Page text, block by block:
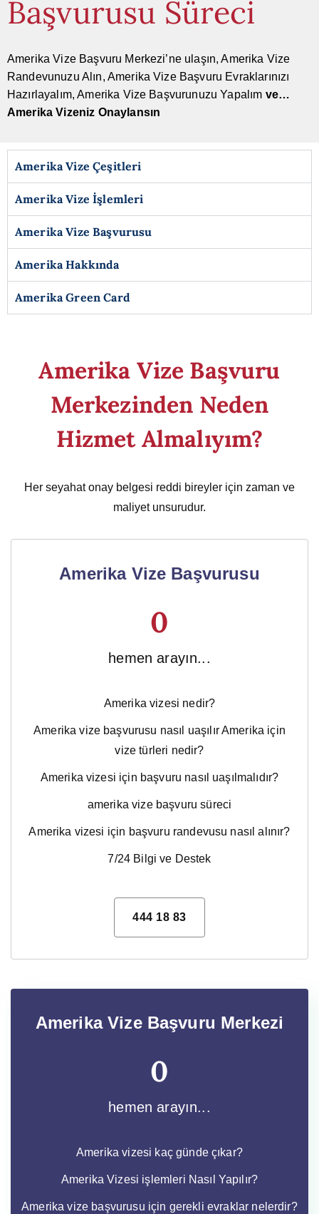
Başvurusu Süreci
Amerika Vize Başvuru Merkezi’ne ulaşın, Amerika Vize
Randevunuzu Alın, Amerika Vize Başvuru Evraklarınızı
Hazırlayalım, Amerika Vize Başvurunuzu Yapalım ve…
Amerika Vizeniz Onaylansın
Amerika Vize Çeşitleri
Amerika Vize İşlemleri
Amerika Vize Başvurusu
Amerika Hakkında
Amerika Green Card
Amerika Vize Başvuru
Merkezinden Neden
Hizmet Almalıyım?
Her seyahat onay belgesi reddi bireyler için zaman ve
maliyet unsurudur.
Amerika Vize Başvurusu
hemen arayın...
0
Amerika vizesi nedir?
Amerika vize başvurusu nasıl uaşılır Amerika için
vize türleri nedir?
Amerika vizesi için başvuru nasıl uaşılmalıdır?
amerika vize başvuru süreci
Amerika vizesi için başvuru randevusu nasıl alınır?
7/24 Bilgi ve Destek
444 18 83
Amerika Vize Başvuru Merkezi
hemen arayın...
0
Amerika vizesi kaç günde çıkar?
Amerika Vizesi işlemleri Nasıl Yapılır?
Amerika vize başvurusu için gerekli evraklar nelerdir?